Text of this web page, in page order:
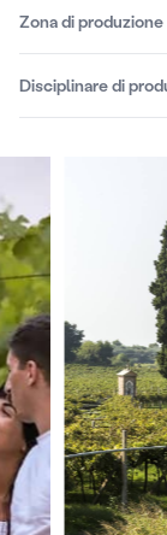
Zona di produzione
Disciplinare di